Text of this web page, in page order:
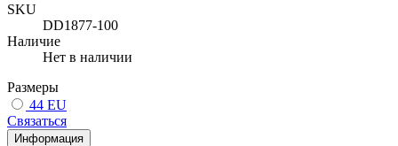
SKU
DD1877-100
Наличие
Нет в наличии
Размеры
44 EU
Связаться
Информация